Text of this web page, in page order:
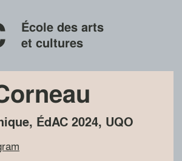
École des arts
et cultures
, ÉdAC 2024, UQO